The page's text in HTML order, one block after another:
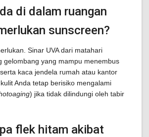
di dalam ruangan
sunscreen?
Sinar UVA dari matahari
gelombang yang mampu menembus
kaca jendela rumah atau kantor
Anda tetap berisiko mengalami
) jika tidak dilindungi oleh tabir
flek hitam akibat